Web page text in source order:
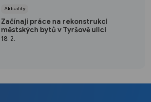
Aktuality
Začínají práce na rekonstrukci
městských bytů v Tyršově ulici
18. 2.